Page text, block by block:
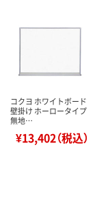
コクヨ ホワイトボード
壁掛け ホーロータイプ
無地…
¥13,402（税込）